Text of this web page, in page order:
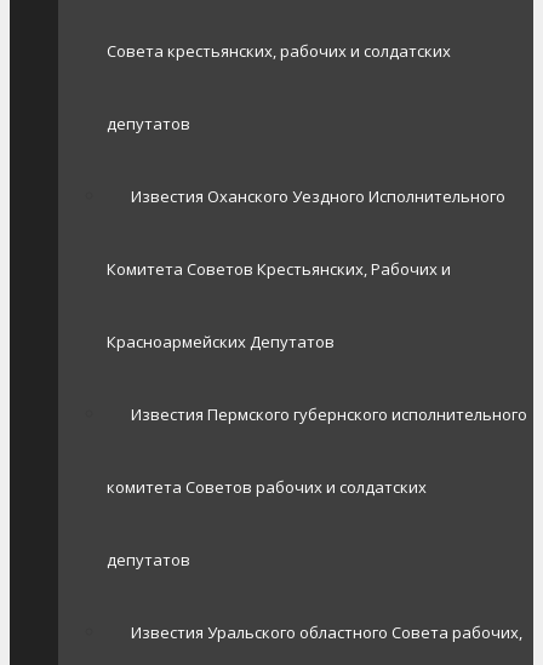
Совета крестьянских, рабочих и солдатских
депутатов
Известия Оханского Уездного Исполнительного
Комитета Советов Крестьянских, Рабочих и
Красноармейских Депутатов
Известия Пермского губернского исполнительного
комитета Советов рабочих и солдатских
депутатов
Известия Уральского областного Совета рабочих,